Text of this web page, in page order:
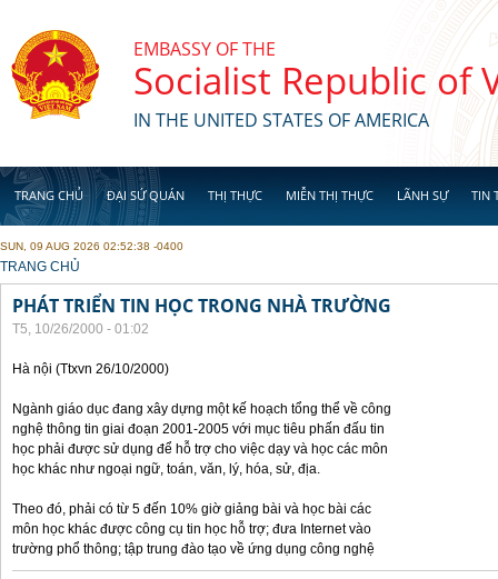
EMBASSY OF THE
Socialist Republic of
IN THE UNITED STATES OF AMERICA
TRANG CHỦ ĐẠI SỨ QUÁN THỊ THỰC MIỄN THỊ THỰC LÃNH SỰ TIN
SUN, 09 AUG 2026 02:52:38 -0400
YOU ARE HERE
TRANG CHỦ
PHÁT TRIỂN TIN HỌC TRONG NHÀ TRƯỜNG
T5, 10/26/2000 - 01:02
Hà nội (Ttxvn 26/10/2000)
Ngành giáo dục đang xây dựng một kế hoạch tổng thể về công
nghệ thông tin giai đoạn 2001-2005 với mục tiêu phấn đấu tin
học phải được sử dụng để hỗ trợ cho việc dạy và học các môn
học khác như ngoại ngữ, toán, văn, lý, hóa, sử, địa.
Theo đó, phải có từ 5 đến 10% giờ giảng bài và học bài các
môn học khác được công cụ tin học hỗ trợ; đưa Internet vào
trường phổ thông; tập trung đào tạo về ứng dụng công nghệ